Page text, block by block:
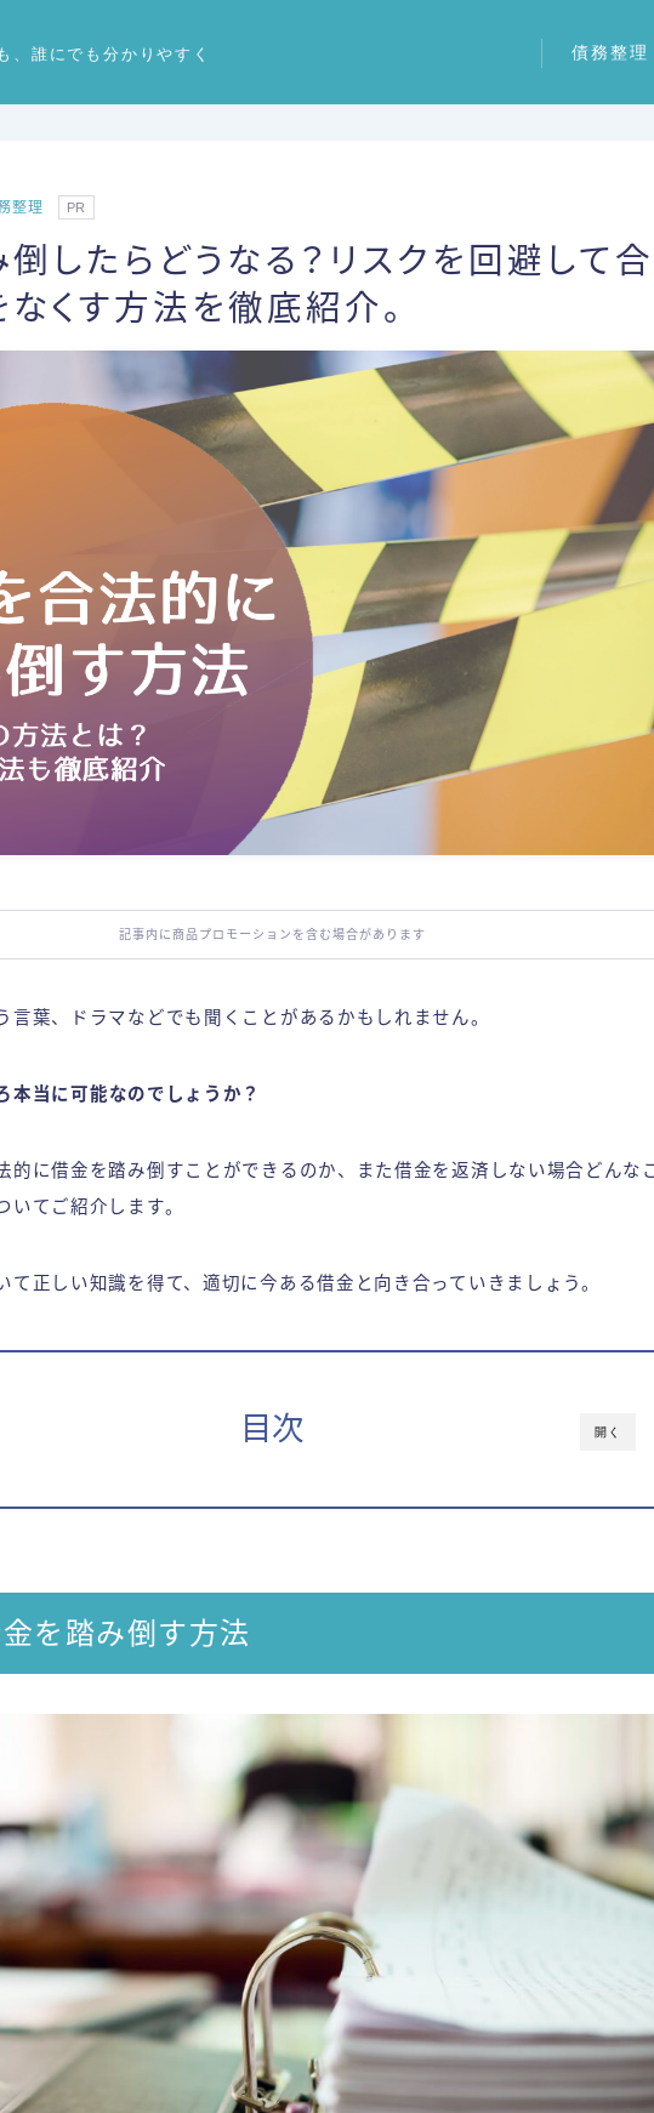
、誰にでも分かりやすく 債務整理
特定調停
整理 PR
したらどうなる？リスクを回避して
くす方法を徹底紹介。
記事内に商品プロモーションを含む場合があります
言葉、ドラマなどでも聞くことがあるかもしれません。
本当に可能なのでしょうか？
的に借金を踏み倒すことができるのか、また借金を返済しない場合どんな
いてご紹介します。
て正しい知識を得て、適切に今ある借金と向き合っていきましょう。
開く
目次
を踏み倒す方法